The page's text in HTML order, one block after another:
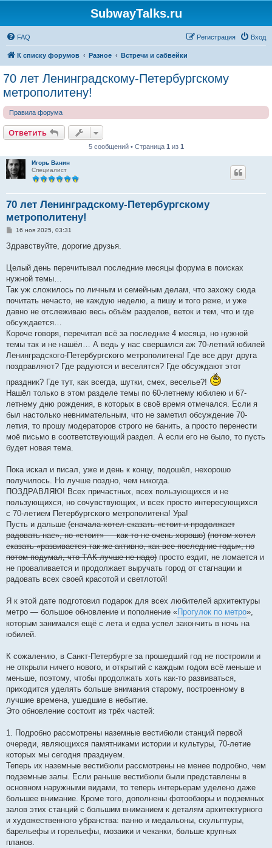
SubwayTalks.ru
FAQ Вход
Регистрация
К списку форумов Разное Встречи и сабвейки
70 лет Ленинградскому-Петербургскому
метрополитену!
Правила форума
Ответить
5 сообщений • Страница 1 из 1
Игорь Ванин
Специалист
70 лет Ленинградскому-Петербургскому
метрополитену!
С
о
б
е
и
е
16 ноя 2025, 03:31
Здравствуйте, дорогие друзья.
Целый день перечитывал последние месяцы форума в поисках
нужной темы…
Так уж сложилось по личным и семейным делам, что захожу сюда
почитать нечасто, не каждую неделю, а пишу и того реже, и уже
давно не отслеживаю весь объём разделов, веток и тем, что и где
обсуждается…
Короче говоря, перечитал всё за последние 4 месяца, но нужной
темы так и не нашёл… А ведь у нас свершился аж 70-летний юбилей
Ленинградского-Петербургского метрополитена! Где все друг друга
поздравляют? Где радуются и веселятся? Где обсуждают этот
праздник? Где тут, как всегда, шутки, смех, веселье?!
Нашёл только в этом разделе темы по 60-летнему юбилею и 67-
летнему дню рождения, в которых в своё время отмечался. Если я
был настолько невнимательным, что не заметил обсуждение 70-
летия, то прошу модераторов строго не банить, а просто перенести
моё письмо в соответствующий раздел. А если его не было, то пусть
будет новая тема.
Пока искал и писал, уже и день к концу, подошёл, нехорошо
получилось. Но лучше поздно, чем никогда.
ПОЗДРАВЛЯЮ! Всех причастных, всех пользующихся и не
пользующихся, но сочувствующих, и всех просто интересующихся
с 70-летием Петербургского метрополитена! Ура!
Пусть и дальше (сначала хотел сказать «стоит и продолжает
радовать нас», но «стоит» — как-то не очень хорошо) (потом хотел
сказать «развивается так же активно, как все последние годы», но
потом подумал, что ТАК лучше не надо) просто ездит, не ломается и
не проваливается и продолжает выручать город от стагнации и
радовать всех своей красотой и светлотой!
Я к этой дате подготовил подарок для всех любителей архитектуры
метро — большое обновление и пополнение «Прогулок по метро»,
которым занимался ещё с лета и едва успел закончить в ночь на
юбилей.
К сожалению, в Санкт-Петербурге за прошедший год не построили и
не открыли ничего нового, и открытий с каждым годом всё меньше и
меньше, поэтому, чтобы продолжать хоть как-то развиваться,
приходится уделять больше внимания старому, построенному в
лучшие времена, ушедшие в небытие.
Это обновление состоит из трёх частей:
1. Подробно рассмотрены наземные вестибюли станций первой
очереди, являющихся памятниками истории и культуры, 70-летие
которых мы сегодня празднуем.
Теперь их наземные вестибюли рассмотрены не менее подробно, чем
подземные залы. Если раньше вестибюли были представлены в
основном наружными видами, то теперь интерьерам уделено даже
большее внимание. Кроме того, дополнены фотообзоры и подземных
залов этих станций с большим вниманием к деталям архитектурного
и художественного убранства: панно и медальоны, скульптуры,
барельефы и горельефы, мозаики и чеканки, больше крупных
планов.